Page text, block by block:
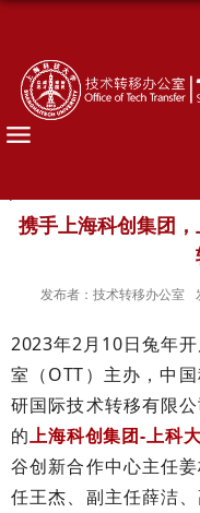
携手上海科创集团
发布者：技术转移办公室
2023年2月10日兔年
室（OTT）主办，中
研国际技术转移有限
的上海科创集团-上科
谷创新合作中心主任
任王杰、副主任薛洁